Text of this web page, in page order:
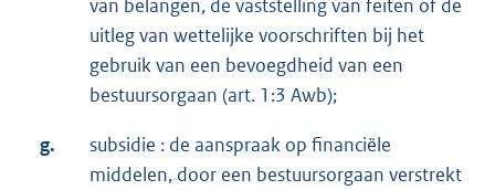
van belangen, de vaststelling van feiten of de
uitleg van wettelijke voorschriften bij het
gebruik van een bevoegdheid van een
bestuursorgaan (art. 1:3 Awb);
g.
subsidie : de aanspraak op financiële
middelen, door een bestuursorgaan verstrekt